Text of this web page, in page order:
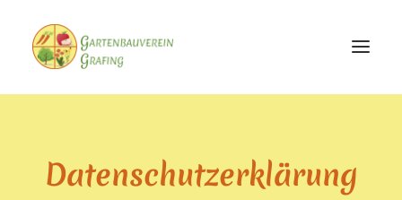
DER VEREIN
Datenschutzerklärung